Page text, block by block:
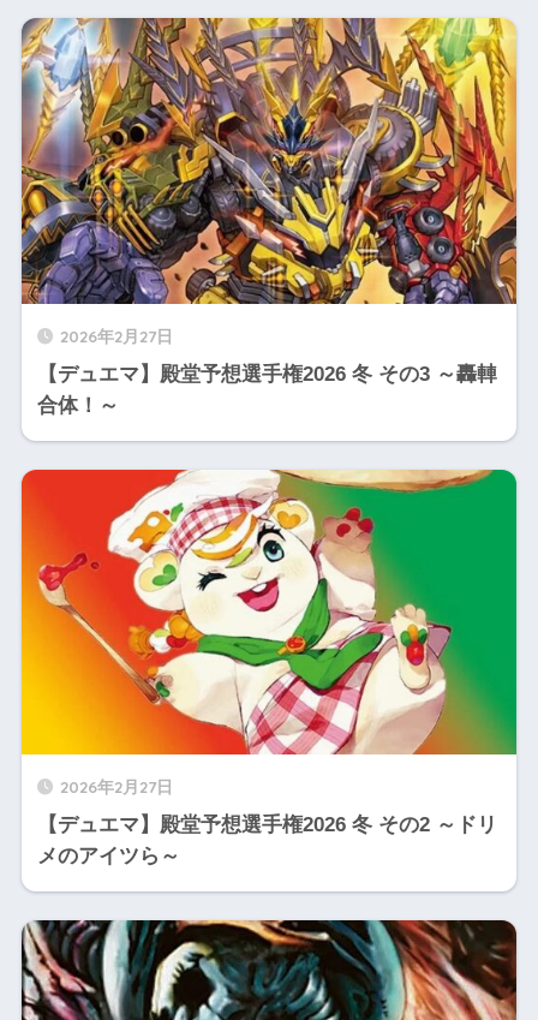
2026年2月27日
【デュエマ】殿堂予想選手権2026 冬 その3 ～轟䡛
合体！～
2026年2月27日
【デュエマ】殿堂予想選手権2026 冬 その2 ～ドリ
メのアイツら～